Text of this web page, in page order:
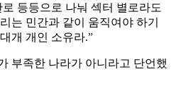
등등으로 나눠 섹터 별로라도
는 민간과 같이 움직여야 하기
개 개인 소유라.”
부족한 나라가 아니라고 단언했